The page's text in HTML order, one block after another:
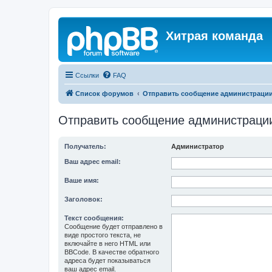
Хитрая команда
Ссылки FAQ
Список форумов Отправить сообщение
Отправить сообщение
Получатель: Администратор
Ваш адрес email:
Ваше имя:
Заголовок:
Текст сообщения:
Сообщение будет отправлено в
виде простого текста, не
включайте в него HTML или
BBCode. В качестве обратного
адреса будет показываться
ваш адрес email.